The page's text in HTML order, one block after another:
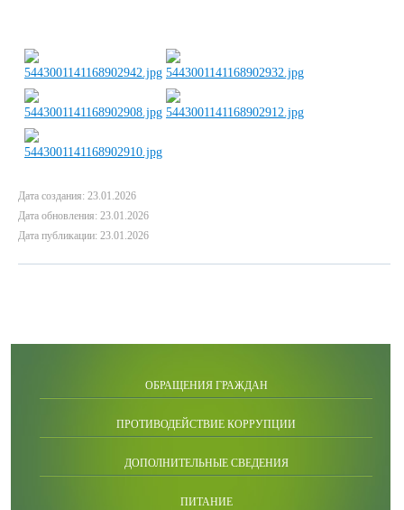
Дата создания: 23.01.2026
Дата обновления: 23.01.2026
Дата публикации: 23.01.2026
ОБРАЩЕНИЯ ГРАЖДАН
ПРОТИВОДЕЙСТВИЕ КОРРУПЦИИ
ДОПОЛНИТЕЛЬНЫЕ СВЕДЕНИЯ
ПИТАНИЕ